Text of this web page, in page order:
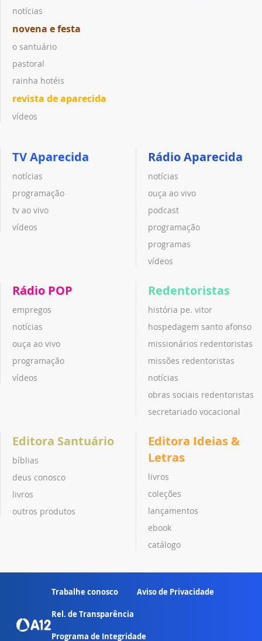
notícias
novena e festa
o santuário
pastoral
rainha hotéis
revista de aparecida
vídeos
TV Aparecida
notícias
programação
tv ao vivo
vídeos
Rádio Aparecida
notícias
ouça ao vivo
podcast
programação
programas
vídeos
Rádio POP
empregos
notícias
ouça ao vivo
programação
vídeos
Redentoristas
história pe. vitor
hospedagem santo afonso
missionários redentoristas
missões redentoristas
notícias
obras sociais redentoristas
secretariado vocacional
Editora Santuário
bíblias
deus conosco
livros
outros produtos
Editora Ideias &
Letras
livros
coleções
lançamentos
ebook
catálogo
Trabalhe conosco Aviso de Privacidade
Rel. de Transparência
Programa de Integridade